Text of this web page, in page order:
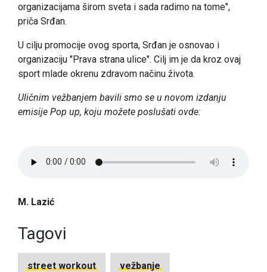
organizacijama širom sveta i sada radimo na tome",
priča Srđan.
U cilju promocije ovog sporta, Srđan je osnovao i
organizaciju "Prava strana ulice". Cilj im je da kroz ovaj
sport mlade okrenu zdravom načinu života.
Uličnim vežbanjem bavili smo se u novom izdanju
emisije Pop up, koju možete poslušati ovde:
M. Lazić
Tagovi
street workout vežbanje